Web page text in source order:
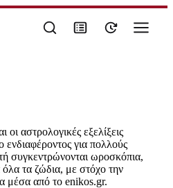
οι αστρολογικές εξελίξεις
για πολλούς
συγκεντρώνονται ωροσκόπια,
όλα τα ζώδια, με στόχο την
μέσα από το enikos.gr.